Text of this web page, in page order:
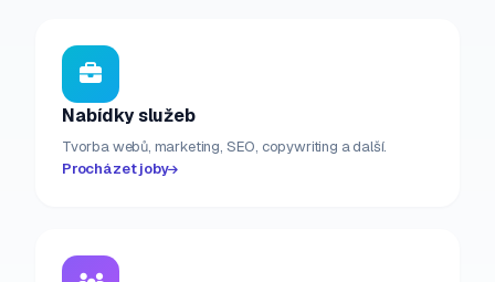
Nabídky služeb
Tvorba webů, marketing, SEO, copywriting a další.
Procházet joby